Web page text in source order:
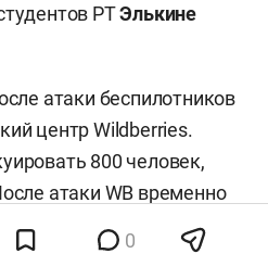
РТЭлькине
атаки беспилотников
центр Wildberries.
800 человек,
атаки WB временно
поставок на объект.
0